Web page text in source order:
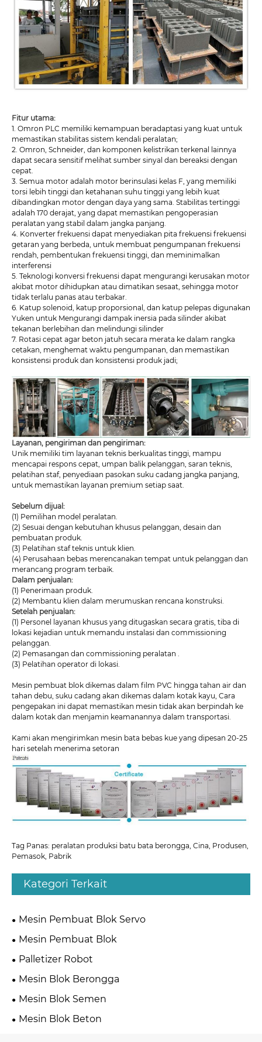
Fitur utama:
1. Omron PLC memiliki kemampuan beradaptasi yang kuat untuk
memastikan stabilitas sistem kendali peralatan;
2. Omron, Schneider, dan komponen kelistrikan terkenal lainnya
dapat secara sensitif melihat sumber sinyal dan bereaksi dengan
cepat.
3. Semua motor adalah motor berinsulasi kelas F, yang memiliki
torsi lebih tinggi dan ketahanan suhu tinggi yang lebih kuat
dibandingkan motor dengan daya yang sama. Stabilitas tertinggi
adalah 170 derajat, yang dapat memastikan pengoperasian
peralatan yang stabil dalam jangka panjang.
4. Konverter frekuensi dapat menyediakan pita frekuensi frekuensi
getaran yang berbeda, untuk membuat pengumpanan frekuensi
rendah, pembentukan frekuensi tinggi, dan meminimalkan
interferensi
5. Teknologi konversi frekuensi dapat mengurangi kerusakan motor
akibat motor dihidupkan atau dimatikan sesaat, sehingga motor
tidak terlalu panas atau terbakar.
6. Katup solenoid, katup proporsional, dan katup pelepas digunakan
Yuken untuk Mengurangi dampak inersia pada silinder akibat
tekanan berlebihan dan melindungi silinder
7. Rotasi cepat agar beton jatuh secara merata ke dalam rangka
cetakan, menghemat waktu pengumpanan, dan memastikan
konsistensi produk dan konsistensi produk jadi;
Layanan, pengiriman dan pengiriman:
Unik memiliki tim layanan teknis berkualitas tinggi, mampu
mencapai respons cepat, umpan balik pelanggan, saran teknis,
pelatihan staf, penyediaan pasokan suku cadang jangka panjang,
untuk memastikan layanan premium setiap saat.
Sebelum dijual:
(1) Pemilihan model peralatan.
(2) Sesuai dengan kebutuhan khusus pelanggan, desain dan
pembuatan produk.
(3) Pelatihan staf teknis untuk klien.
(4) Perusahaan bebas merencanakan tempat untuk pelanggan dan
merancang program terbaik.
Dalam penjualan:
(1) Penerimaan produk.
(2) Membantu klien dalam merumuskan rencana konstruksi.
Setelah penjualan:
(1) Personel layanan khusus yang ditugaskan secara gratis, tiba di
lokasi kejadian untuk memandu instalasi dan commissioning
pelanggan.
(2) Pemasangan dan commissioning peralatan .
(3) Pelatihan operator di lokasi.
Mesin pembuat blok dikemas dalam film PVC hingga tahan air dan
tahan debu, suku cadang akan dikemas dalam kotak kayu, Cara
pengepakan ini dapat memastikan mesin tidak akan berpindah ke
dalam kotak dan menjamin keamanannya dalam transportasi.
Kami akan mengirimkan mesin bata bebas kue yang dipesan 20-25
hari setelah menerima setoran
Tag Panas: peralatan produksi batu bata berongga, Cina, Produsen,
Pemasok, Pabrik
Kategori Terkait
Mesin Pembuat Blok Servo
Mesin Pembuat Blok
Palletizer Robot
Mesin Blok Berongga
Mesin Blok Semen
Mesin Blok Beton